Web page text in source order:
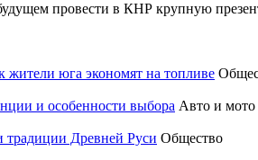
провести в КНР крупную
жители юга экономят на топливе
и особенности выбора Авто и мото
Древней Руси Общество